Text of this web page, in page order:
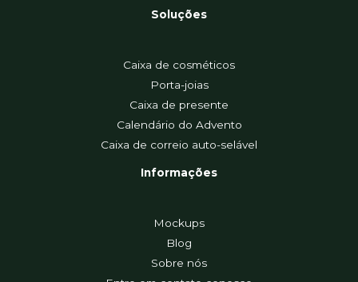
Soluções
Caixa de cosméticos
Porta-joias
Caixa de presente
Calendário do Advento
Caixa de correio auto-selável
Informações
Mockups
Blog
Sobre nós